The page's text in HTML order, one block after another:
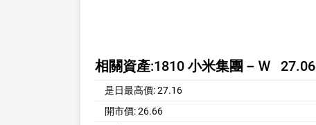
相關資產:1810 小米集團－Ｗ 27.06
是日最高價:27.16
開市價:26.66